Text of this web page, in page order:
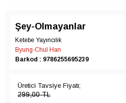
Şey-Olmayanlar
Ketebe Yayıncılık
Byung-Chul Han
Barkod : 9786255695239
Üretici Tavsiye Fiyatı;
299,00TL